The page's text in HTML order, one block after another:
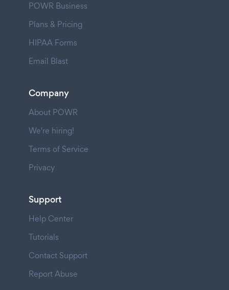
POWR Business
Plans & Pricing
HIPAA Forms
Email Blast
Company
About POWR
We're hiring!
Terms of Service
Privacy
Support
Help Center
Tutorials
Contact Support
Report Abuse